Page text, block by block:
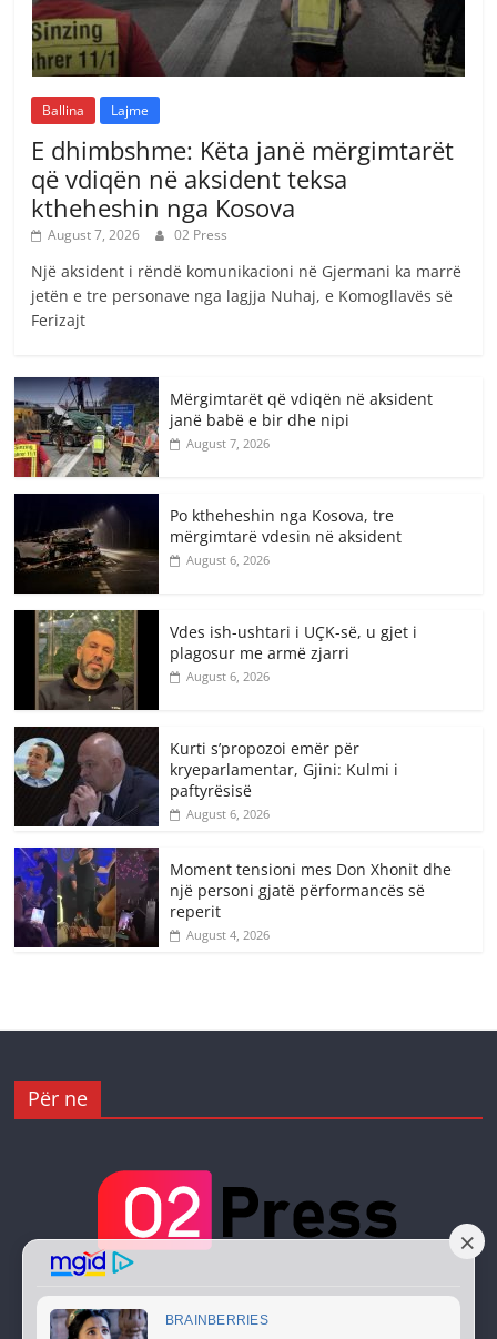
Ballina Lajme
E dhimbshme: Këta janë mërgimtarët
që vdiqën në aksident teksa
ktheheshin nga Kosova
August 7, 2026 02 Press
Një aksident i rëndë komunikacioni në Gjermani ka marrë
jetën e tre personave nga lagjja Nuhaj, e Komogllavës së
Ferizajt
Mërgimtarët që vdiqën në aksident
janë babë e bir dhe nipi
August 7, 2026
Po ktheheshin nga Kosova, tre
mërgimtarë vdesin në aksident
August 6, 2026
Vdes ish-ushtari i UÇK-së, u gjet i
plagosur me armë zjarri
August 6, 2026
Kurti s’propozoi emër për
kryeparlamentar, Gjini: Kulmi i
paftyrësisë
August 6, 2026
Moment tensioni mes Don Xhonit dhe
një personi gjatë përformancës së
reperit
August 4, 2026
Për ne